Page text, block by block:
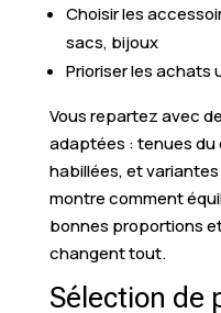
Choisir les
sacs, bijoux
Prioriser les achats
Vous repartez avec
adaptées : tenues
habillées, et
montre comment
bonnes proportions
changent tout.
Sélection de